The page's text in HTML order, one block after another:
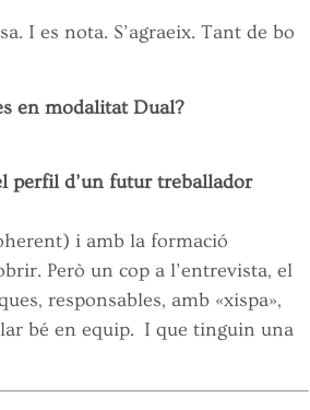
I es nota. S’agraeix. Tant de bo
en modalitat Dual?
perfil d’un futur treballador
i amb la formació
Però un cop a l’entrevista, el
responsables, amb «xispa»,
bé en equip. I que tinguin una